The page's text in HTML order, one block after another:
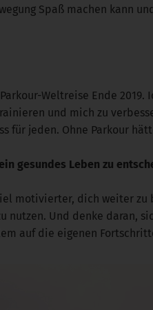
Spaß machen kann
Weltreise Ende
und mich zu
für jeden. Ohne Parkour
gesundes Leben zu
motivierter, dich weiter zu
nutzen. Und denke daran,
auf die eigenen